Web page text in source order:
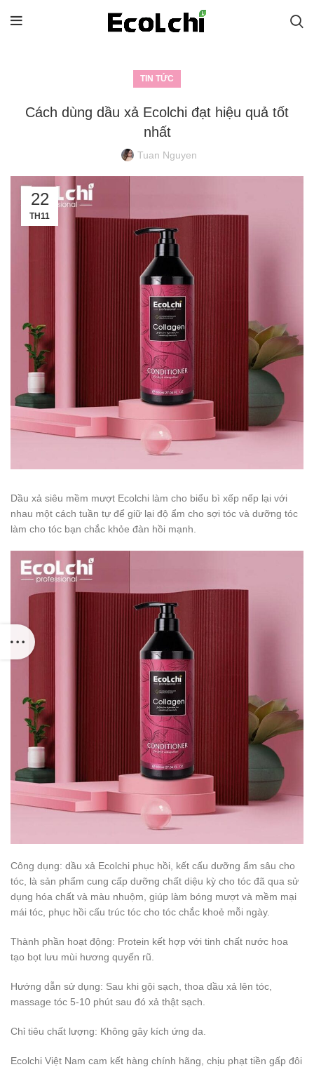
TIN TỨC
Cách dùng dầu xả Ecolchi đạt hiệu quả tốt
nhất
Tuan Nguyen
22
TH11
Dầu xả siêu mềm mượt Ecolchi làm cho biểu bì xếp nếp lại với
nhau một cách tuần tự để giữ lại độ ẩm cho sợi tóc và dưỡng tóc
làm cho tóc bạn chắc khỏe đàn hồi mạnh.
Công dụng: dầu xả Ecolchi phục hồi, kết cấu dưỡng ẩm sâu cho
tóc, là sản phẩm cung cấp dưỡng chất diệu kỳ cho tóc đã qua sử
dụng hóa chất và màu nhuộm, giúp làm bóng mượt và mềm mại
mái tóc, phục hồi cấu trúc tóc cho tóc chắc khoẻ mỗi ngày.
Thành phần hoạt động: Protein kết hợp với tinh chất nước hoa
tạo bọt lưu mùi hương quyến rũ.
Hướng dẫn sử dụng: Sau khi gội sạch, thoa dầu xả lên tóc,
massage tóc 5-10 phút sau đó xả thật sạch.
Chỉ tiêu chất lượng: Không gây kích ứng da.
Ecolchi Việt Nam cam kết hàng chính hãng, chịu phạt tiền gấp đôi